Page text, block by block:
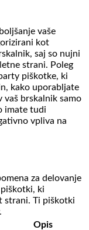
vaše
kot
saj so nujni
strani. Poleg
piškotke, ki
kako uporabljate
brskalnik samo
imate tudi
vpliva na
za delovanje
ki
strani. Ti piškotki
Opis